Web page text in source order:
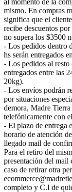
mismo. En compras
significa que el
recibe descuentos
no supera los $3500
- Los pedidos dentro
hs serán entregados
- Los pedidos al resto
entregados entre las
20kg).
- Los envíos podrán
por situaciones
demora, Madre
telefónicamente con
- El plazo de entrega
horario de atención
llegado mail de
Para el retiro del
presentación del mail
caso de retirar otra
completo y C.I de